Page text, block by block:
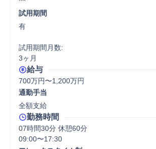
試用期間
有
試用期間月数:
3ヶ月
給与
700万円〜1,200万円
通勤手当
全額支給
勤務時間
07時間30分 休憩60分
09:00〜17:30